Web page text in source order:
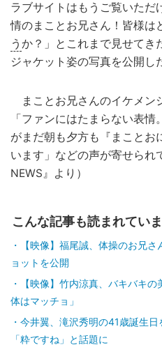
ラブサイトはもうご覧いただ
情のまことお兄さん！皆様は
う か？」とこれまで見せてき
ジャケット姿の写真を公開し
まことお兄さんのイケメン
「ファンにはたまらない表
がまだ朝も夕方も『まことお
います」などの声が寄せられ
NEWS』より）
こんな記事も読まれてい
【映像】福尾誠、体操のお兄
ョットを公開
【映像】竹内涼真、バキバキ
体はマッチョ」
今井翼、滝沢秀明の41歳誕生
「粋ですね」と話題に